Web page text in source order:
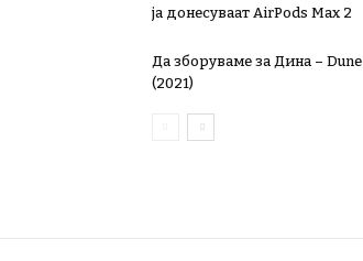
ја донесуваат AirPods Max 2
Да зборуваме за Дина – Dune
(2021)